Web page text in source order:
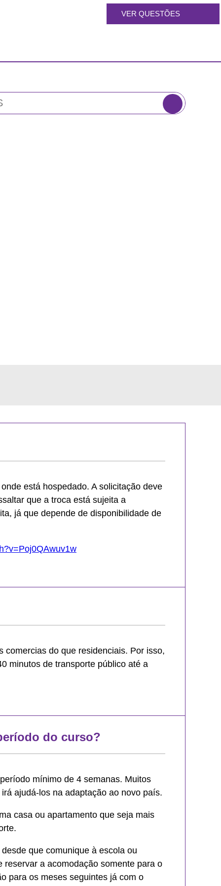
VER QUESTÕES
está hospedado. A solicitação deve
que a troca está sujeita a
já que depende de disponibilidade de
comercias do que residenciais. Por isso,
minutos de transporte público até a
do curso?
mínimo de 4 semanas. Muitos
ajudá-los na adaptação ao novo país.
casa ou apartamento que seja mais
que comunique à escola ou
a acomodação somente para o
para os meses seguintes já com o